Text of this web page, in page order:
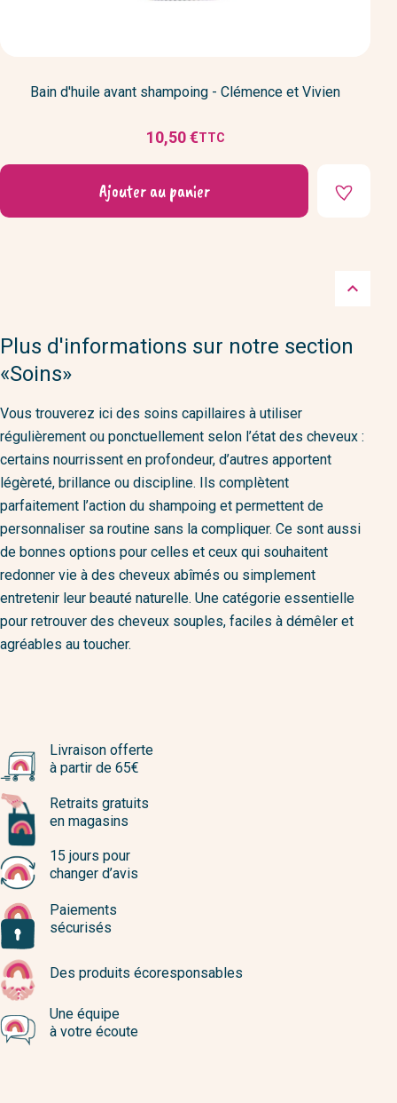
Bain d'huile avant shampoing - Clémence et Vivien
Prix
10,50 €TTC
Ajouter au panier

Plus d'informations sur notre section
«Soins»
Vous trouverez ici des soins capillaires à utiliser
régulièrement ou ponctuellement selon l’état des cheveux :
certains nourrissent en profondeur, d’autres apportent
légèreté, brillance ou discipline. Ils complètent
parfaitement l’action du shampoing et permettent de
personnaliser sa routine sans la compliquer. Ce sont aussi
de bonnes options pour celles et ceux qui souhaitent
redonner vie à des cheveux abîmés ou simplement
entretenir leur beauté naturelle. Une catégorie essentielle
pour retrouver des cheveux souples, faciles à démêler et
agréables au toucher.
Livraison offerte
à partir de 65€
Retraits gratuits
en magasins
15 jours pour
changer d’avis
Paiements
sécurisés
Des produits écoresponsables
Une équipe
à votre écoute